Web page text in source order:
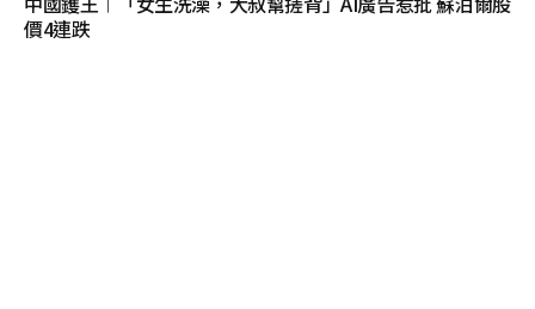
價4連跌